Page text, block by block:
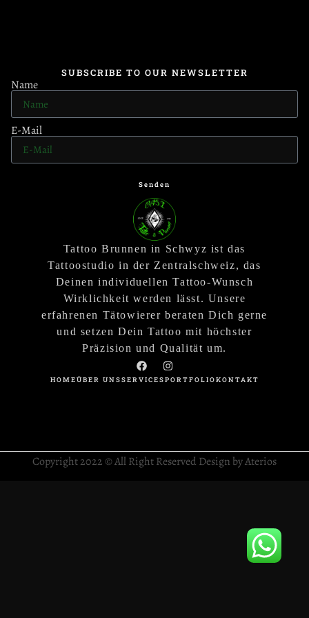
SUBSCRIBE TO OUR NEWSLETTER
Name
E-Mail
Senden
Tattoo Brunnen in Schwyz ist das
Tattoostudio in der Zentralschweiz, das
Deinen individuellen Tattoo-Wunsch
Wirklichkeit werden lässt. Unsere
erfahrenen Tätowierer beraten Dich gerne
und setzen Dein Tattoo mit höchster
Präzision und Qualität um.
HOMEÜBER UNSSERVICESPORTFOLIOKONTAKT
Copyright 2022 © All Right Reserved Design by Aterios